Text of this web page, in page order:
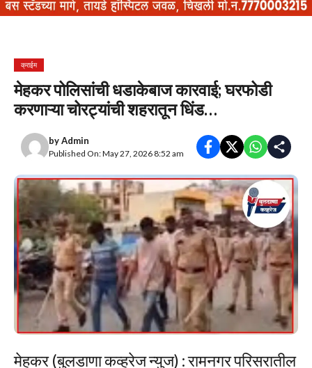
क्राईम
मेहकर पोलिसांची धडाकेबाज कारवाई; घरफोडी
करणाऱ्या चोरट्यांची शहरातून धिंड…
byAdmin
Published On: May 27, 2026 8:52 am
मेहकर (बुलडाणा कव्हरेज न्युज) : रामनगर परिसरातील